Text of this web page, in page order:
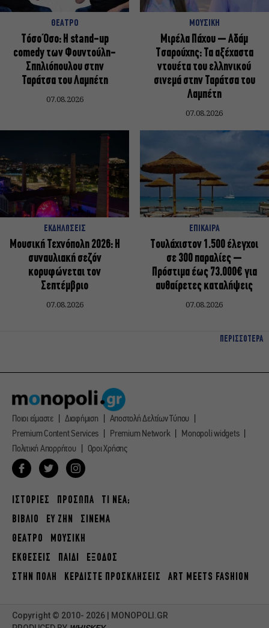
ΘΕΑΤΡΟ
Τόσο Όσο: Η stand-up
comedy των Φουντούλη-
Σπηλιόπουλου στην
Ταράτσα του Λαμπέτη
07.08.2026
ΜΟΥΣΙΚΗ
Μιρέλα Πάχου – Αδάμ
Τσαρούχης: Τα αξέχαστα
ντουέτα του ελληνικού
σινεμά στην Ταράτσα του
Λαμπέτη
07.08.2026
ΕΚΔΗΛΩΣΕΙΣ
Μουσική Τεχνόπολη 2026: Η
συναυλιακή σεζόν
κορυφώνεται τον
Σεπτέμβριο
07.08.2026
ΕΠΙΚΑΙΡΑ
Τουλάχιστον 1.500 έλεγχοι
σε 300 παραλίες –
Πρόστιμα έως 73.000€ για
αυθαίρετες καταλήψεις
07.08.2026
ΠΕΡΙΣΣΟΤΕΡΑ
Ποιοι είμαστε Διαφήμιση
Αποστολή Δελτίων Τύπου
Premium Content Services
Premium Network
Monopoli widgets
Πολιτική Απορρήτου
Οροι Χρήσης
ΙΣΤΟΡΙΕΣ ΠΡΟΣΩΠΑ
ΤΙ ΝΕΑ;
ΒΙΒΛΙΟ
ΕΥ ΖΗΝ
ΣΙΝΕΜΑ
ΘΕΑΤΡΟ
ΜΟΥΣΙΚΗ
ΕΚΘΕΣΕΙΣ
ΠΑΙΔΙ
ΕΞΟΔΟΣ
ΣΤΗΝ ΠΟΛΗ
ΚΕΡΔΙΣΤΕ ΠΡΟΣΚΛΗΣΕΙΣ ART MEETS FASHION
Copyright © 2010- 2026 | MONOPOLI.GR